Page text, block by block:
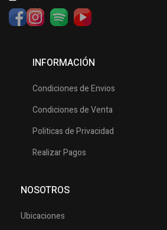
INFORMACIÓN
Condiciones de Envios
Condiciones de Venta
Politicas de Privacidad
Realizar Pagos
NOSOTROS
Ubicaciones